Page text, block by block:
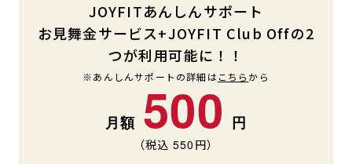
JOYFITあんしんサポート
お見舞金サービス+JOYFIT Club Offの2
つが利用可能に！！
※あんしんサポートの詳細はこちら から
500
（税込 550 円）